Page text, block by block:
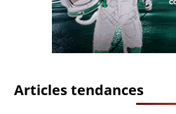
Articles tendances